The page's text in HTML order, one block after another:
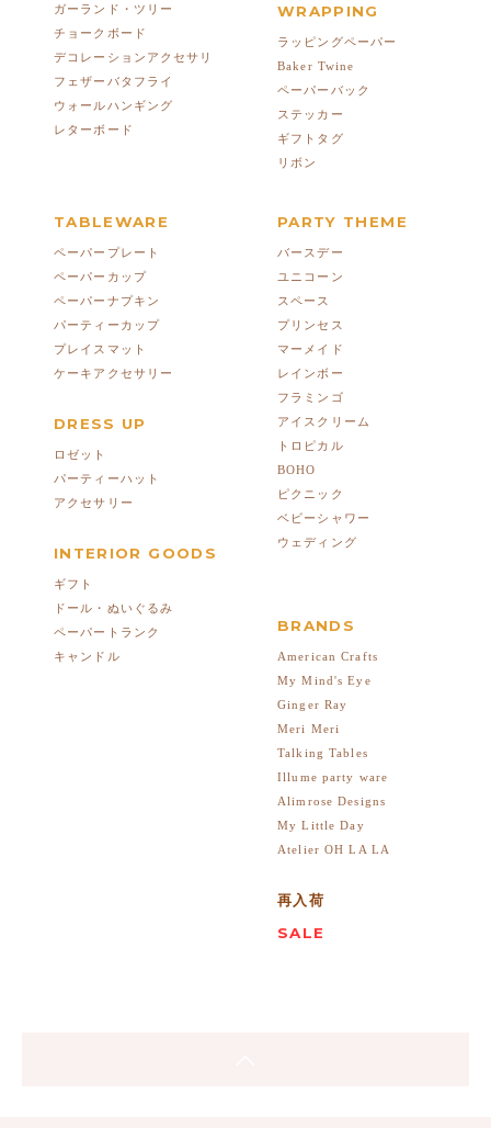
ガーランド・ツリー
チョークボード
デコレーションアクセサリ
フェザーバタフライ
ウォールハンギング
レターボード
WRAPPING
ラッピングペーパー
Baker Twine
ペーパーバック
ステッカー
ギフトタグ
リボン
TABLEWARE
ペーパープレート
ペーパーカップ
ペーパーナプキン
パーティーカップ
プレイスマット
ケーキアクセサリー
DRESS UP
ロゼット
パーティーハット
アクセサリー
INTERIOR GOODS
ギフト
ドール・ぬいぐるみ
ペーパートランク
キャンドル
PARTY THEME
バースデー
ユニコーン
スペース
プリンセス
マーメイド
レインボー
フラミンゴ
アイスクリーム
トロピカル
BOHO
ピクニック
ベビーシャワー
ウェディング
BRANDS
American Crafts
My Mind's Eye
Ginger Ray
Meri Meri
Talking Tables
Illume party ware
Alimrose Designs
My Little Day
Atelier OH LA LA
再入荷
SALE